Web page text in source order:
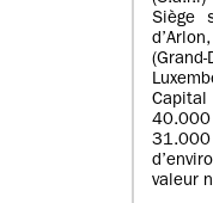
Siège
valeur